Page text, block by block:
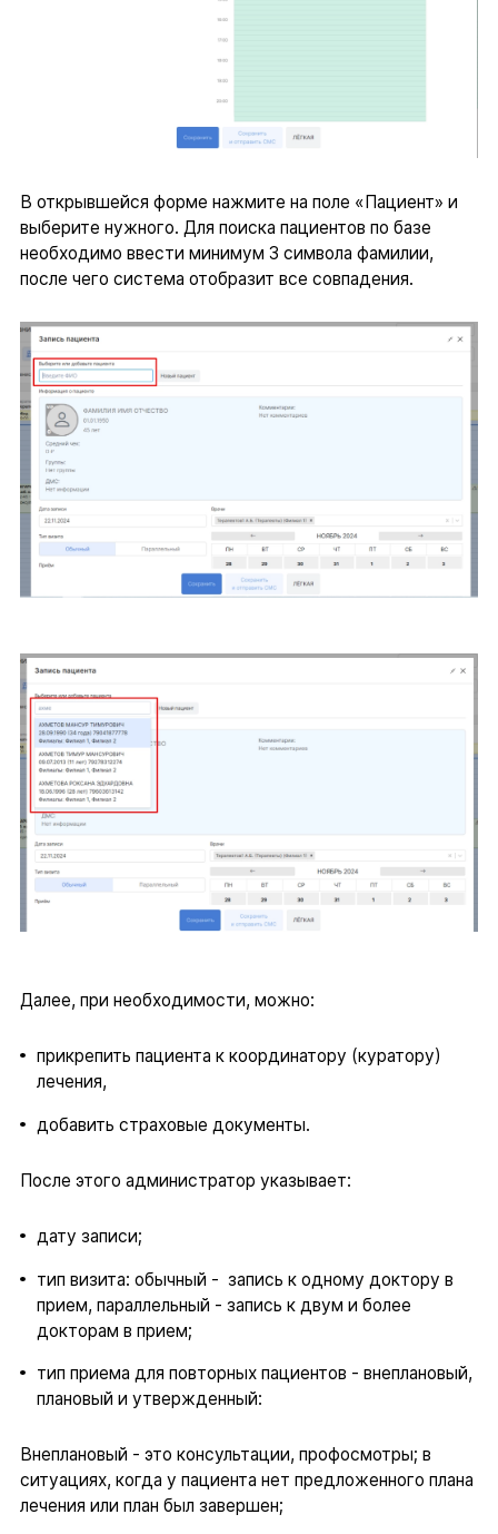
В открывшейся форме нажмите на поле «Пациент» и
выберите нужного. Для поиска пациентов по базе
необходимо ввести минимум 3 символа фамилии,
после чего система отобразит все совпадения.
Далее, при необходимости, можно:
прикрепить пациента к координатору (куратору)
лечения,
добавить страховые документы.
После этого администратор указывает:
дату записи;
тип визита: обычный - запись к одному доктору в
прием, параллельный - запись к двум и более
докторам в прием;
тип приема для повторных пациентов - внеплановый,
плановый и утвержденный:
Внеплановый - это консультации, профосмотры; в
ситуациях, когда у пациента нет предложенного плана
лечения или план был завершен;